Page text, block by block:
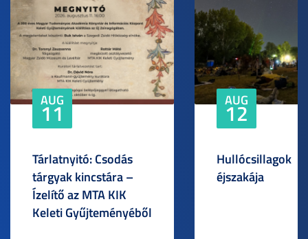
AUG
11
Tárlatnyitó: Csodás
tárgyak kincstára –
Ízelítő az MTA KIK
Keleti Gyűjteményéből
AUG
12
Hullócsillagok
éjszakája